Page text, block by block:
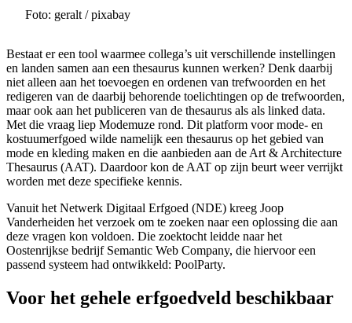
Foto: geralt / pixabay
Bestaat er een tool waarmee collega’s uit verschillende instellingen
en landen samen aan een thesaurus kunnen werken? Denk daarbij
niet alleen aan het toevoegen en ordenen van trefwoorden en het
redigeren van de daarbij behorende toelichtingen op de trefwoorden,
maar ook aan het publiceren van de thesaurus als als linked data.
Met die vraag liep Modemuze rond. Dit platform voor mode- en
kostuumerfgoed wilde namelijk een thesaurus op het gebied van
mode en kleding maken en die aanbieden aan de Art & Architecture
Thesaurus (AAT). Daardoor kon de AAT op zijn beurt weer verrijkt
worden met deze specifieke kennis.
Vanuit het Netwerk Digitaal Erfgoed (NDE) kreeg Joop
Vanderheiden het verzoek om te zoeken naar een oplossing die aan
deze vragen kon voldoen. Die zoektocht leidde naar het
Oostenrijkse bedrijf Semantic Web Company, die hiervoor een
passend systeem had ontwikkeld: PoolParty.
Voor het gehele erfgoedveld beschikbaar